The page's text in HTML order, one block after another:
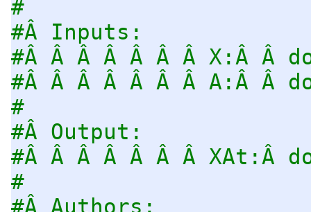
#
#Â Inputs:
#Â Â Â Â Â Â Â X:Â Â
#Â Â Â Â Â Â Â A:Â Â
#
#Â Output:
#Â Â Â Â Â Â Â XAt:Â
#
#Â Authors: